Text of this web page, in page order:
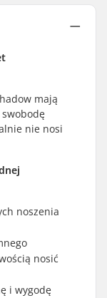
mają
nie nosi
noszenia
nosić
i wygodę